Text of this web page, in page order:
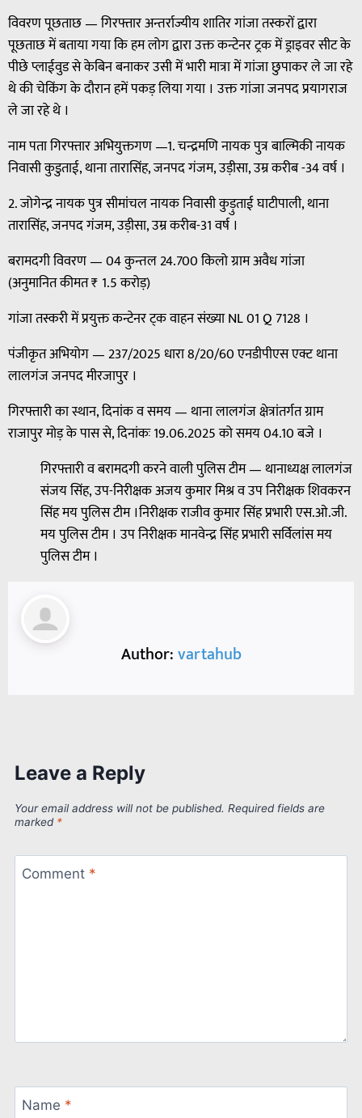
विवरण पूछताछ — गिरफ्तार अन्तर्राज्यीय शातिर गांजा तस्करों द्वारा
पूछताछ में बताया गया कि हम लोग द्वारा उक्त कन्टेनर ट्रक में ड्राइवर सीट के
पीछे प्लाईवुड से केबिन बनाकर उसी में भारी मात्रा में गांजा छुपाकर ले जा रहे
थे की चेकिंग के दौरान हमें पकड़ लिया गया । उक्त गांजा जनपद प्रयागराज
ले जा रहे थे ।
नाम पता गिरफ्तार अभियुक्तगण —1. चन्द्रमणि नायक पुत्र बाल्मिकी नायक
निवासी कुडुताई, थाना तारासिंह, जनपद गंजम, उड़ीसा, उम्र करीब -34 वर्ष ।
2. जोगेन्द्र नायक पुत्र सीमांचल नायक निवासी कुड़ुताई घाटीपाली, थाना
तारासिंह, जनपद गंजम, उड़ीसा, उम्र करीब-31 वर्ष ।
बरामदगी विवरण — 04 कुन्तल 24.700 किलो ग्राम अवैध गांजा
(अनुमानित कीमत ₹ 1.5 करोड़)
गांजा तस्करी में प्रयुक्त कन्टेनर ट्क वाहन संख्या NL 01 Q 7128 ।
पंजीकृत अभियोग — 237/2025 धारा 8/20/60 एनडीपीएस एक्ट थाना
लालगंज जनपद मीरजापुर ।
गिरफ्तारी का स्थान, दिनांक व समय — थाना लालगंज क्षेत्रांतर्गत ग्राम
राजापुर मोड़ के पास से, दिनांकः 19.06.2025 को समय 04.10 बजे ।
गिरफ्तारी व बरामदगी करने वाली पुलिस टीम — थानाध्यक्ष लालगंज
संजय सिंह, उप-निरीक्षक अजय कुमार मिश्र व उप निरीक्षक शिवकरन
सिंह मय पुलिस टीम ।निरीक्षक राजीव कुमार सिंह प्रभारी एस.ओ.जी.
मय पुलिस टीम । उप निरीक्षक मानवेन्द्र सिंह प्रभारी सर्विलांस मय
पुलिस टीम ।
Author:vartahub
Leave a Reply
Your email address will not be published. Required fields are
marked *
Comment *
Name *